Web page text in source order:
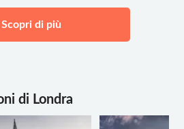
Scopri di più
di Londra